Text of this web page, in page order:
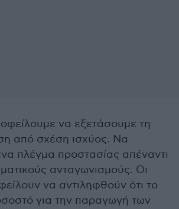
να εξετάσουμε τη
από σχέση ισχύος. Να
πλέγμα προστασίας απέναντι
ανταγωνισμούς. Οι
να αντιληφθούν ότι το
για την παραγωγή των